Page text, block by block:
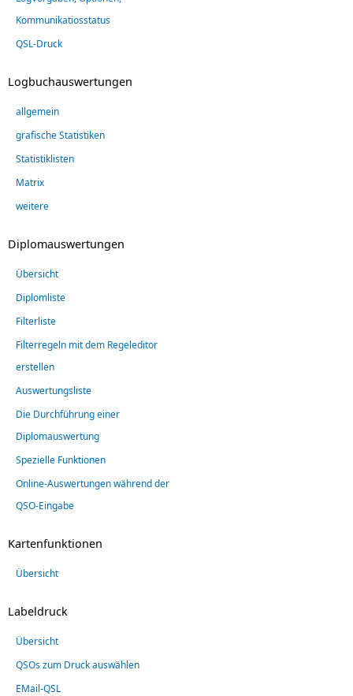
Kommunikatiosstatus
QSL-Druck
Logbuchauswertungen
allgemein
grafische Statistiken
Statistiklisten
Matrix
weitere
Diplomauswertungen
Übersicht
Diplomliste
Filterliste
Filterregeln mit dem Regeleditor
erstellen
Auswertungsliste
Die Durchführung einer
Diplomauswertung
Spezielle Funktionen
Online-Auswertungen während der
QSO-Eingabe
Kartenfunktionen
Übersicht
Labeldruck
Übersicht
QSOs zum Druck auswählen
EMail-QSL